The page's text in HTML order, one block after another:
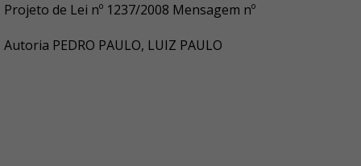
Projeto de Lei nº 1237/2008 Mensagem nº
Autoria PEDRO PAULO, LUIZ PAULO